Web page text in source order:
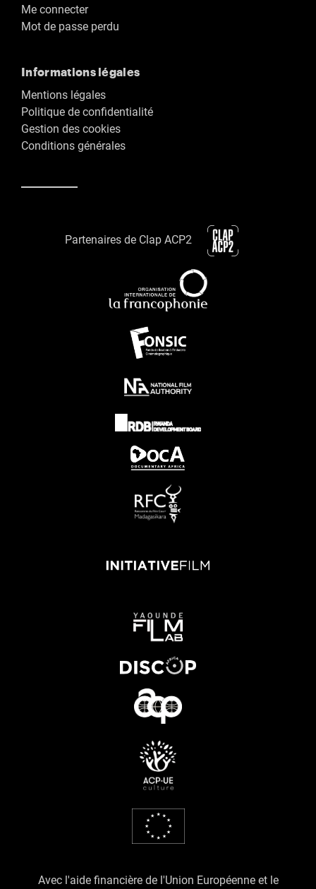
Me connecter
Mot de passe perdu
Informations légales
Mentions légales
Politique de confidentialité
Gestion des cookies
Conditions générales
Partenaires de Clap ACP2
Avec l'aide financière de l'Union Européenne et le